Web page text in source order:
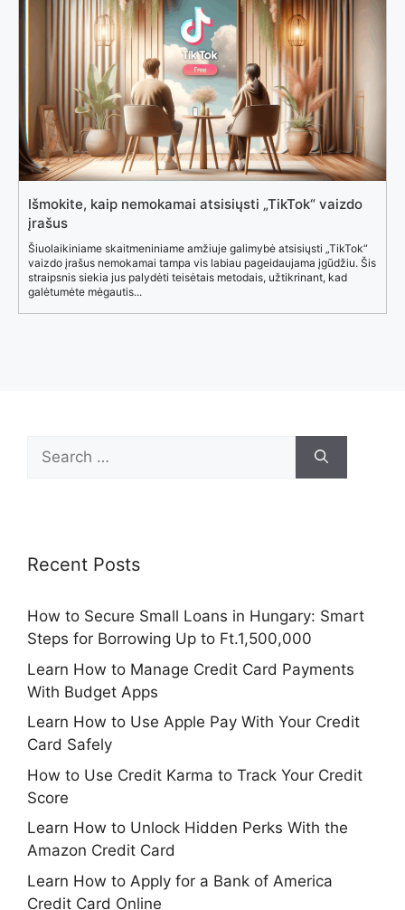
Išmokite, kaip nemokamai atsisiųsti „TikTok“ vaizdo
įrašus
Šiuolaikiniame skaitmeniniame amžiuje galimybė atsisiųsti „TikTok“
vaizdo įrašus nemokamai tampa vis labiau pageidaujama įgūdžiu. Šis
straipsnis siekia jus palydėti teisėtais metodais, užtikrinant, kad
galėtumėte mėgautis...
Search
for:
Recent Posts
How to Secure Small Loans in Hungary: Smart
Steps for Borrowing Up to Ft.1,500,000
Learn How to Manage Credit Card Payments
With Budget Apps
Learn How to Use Apple Pay With Your Credit
Card Safely
How to Use Credit Karma to Track Your Credit
Score
Learn How to Unlock Hidden Perks With the
Amazon Credit Card
Learn How to Apply for a Bank of America
Credit Card Online